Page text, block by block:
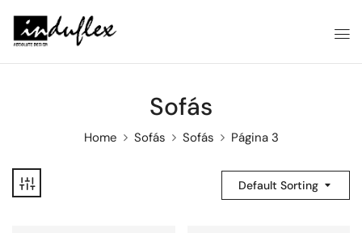
Sofás
Home Sofás Sofás Página 3
Default Sorting